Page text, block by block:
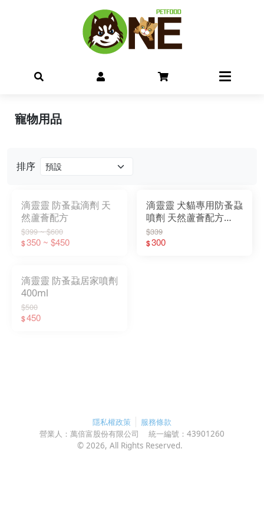
排序
滴靈靈 防蚤蝨滴劑 天
然蘆薈配方
$399 ~ $600
$350 ~ $450
滴靈靈 犬貓專用防蚤蝨
噴劑 天然蘆薈配方
250ml
$339
$300
滴靈靈 防蚤蝨居家噴劑
400ml
$500
$450
寵物用品
隱私權政策
服務條款
營業人： 萬倍富股份有限公司 統一編號： 43901260
© 2026, All Rights Reserved.